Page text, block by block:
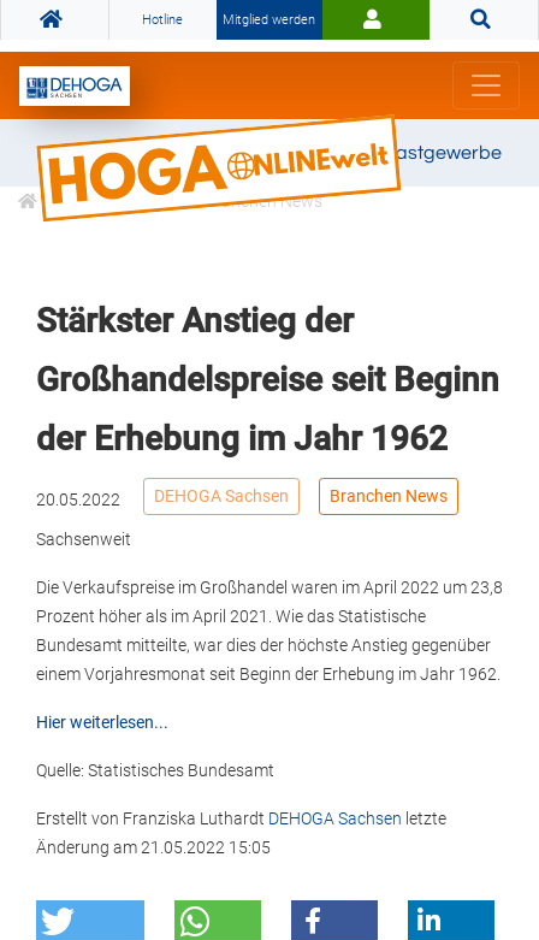
Hotline Mitglied werden
Gemeinsam stark für das Gastgewerbe
Informationen Branchen News
Stärkster Anstieg der
Großhandelspreise seit Beginn
der Erhebung im Jahr 1962
20.05.2022 DEHOGA Sachsen Branchen News
Sachsenweit
Die Verkaufspreise im Großhandel waren im April 2022 um 23,8
Prozent höher als im April 2021. Wie das Statistische
Bundesamt mitteilte, war dies der höchste Anstieg gegenüber
einem Vorjahresmonat seit Beginn der Erhebung im Jahr 1962.
Hier weiterlesen...
Quelle: Statistisches Bundesamt
Erstellt von Franziska Luthardt DEHOGA Sachsen letzte
Änderung am21.05.2022 15:05